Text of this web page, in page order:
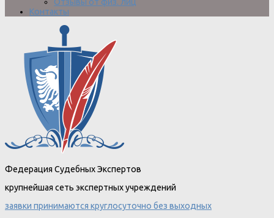
Отзывы от физ. лиц
Контакты
Федерация Судебных Экспертов
крупнейшая сеть экспертных учреждений
заявки принимаются круглосуточно без выходных